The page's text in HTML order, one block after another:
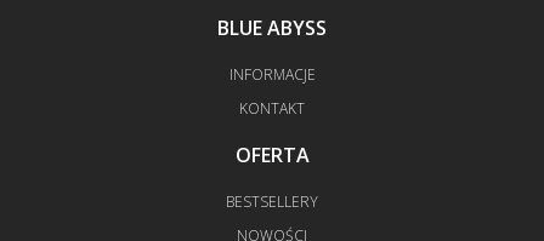
BLUE ABYSS
INFORMACJE
KONTAKT
OFERTA
BESTSELLERY
NOWOŚCI